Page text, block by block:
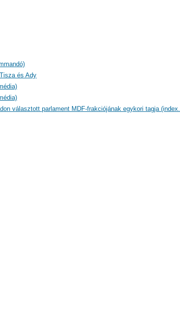
és Ady
választott parlament MDF-frakciójának egykori tagja